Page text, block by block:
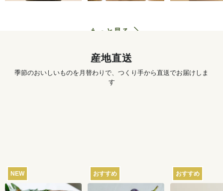
もっと見る
産地直送
季節のおいしいものを月替わりで、つくり手から直送でお届けしま
す
NEW おすすめ おすすめ